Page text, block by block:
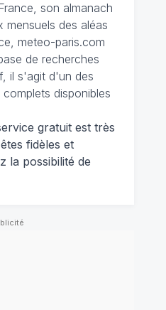
son almanach
mensuels des aléas
meteo-paris.com
de recherches
il s'agit d'un des
disponibles
gratuit est très
fidèles et
la possibilité de